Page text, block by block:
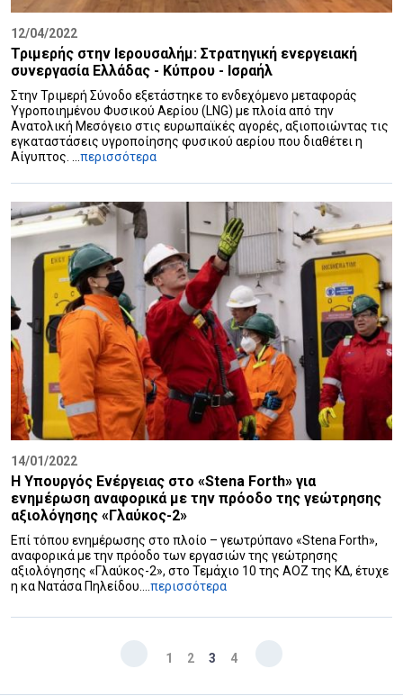
12/04/2022
Τριμερής στην Ιερουσαλήμ: Στρατηγική ενεργειακή
συνεργασία Ελλάδας - Κύπρου - Ισραήλ
Στην Τριμερή Σύνοδο εξετάστηκε το ενδεχόμενο μεταφοράς
Υγροποιημένου Φυσικού Αερίου (LNG) με πλοία από την
Ανατολική Μεσόγειο στις ευρωπαϊκές αγορές, αξιοποιώντας τις
εγκαταστάσεις υγροποίησης φυσικού αερίου που διαθέτει η
Αίγυπτος. ... περισσότερα
14/01/2022
Η Υπουργός Ενέργειας στο «Stena Forth» για
ενημέρωση αναφορικά με την πρόοδο της γεώτρησης
αξιολόγησης «Γλαύκος-2»
Επί τόπου ενημέρωσης στο πλοίο – γεωτρύπανο «Stena Forth»,
αναφορικά με την πρόοδο των εργασιών της γεώτρησης
αξιολόγησης «Γλαύκος-2», στο Τεμάχιο 10 της ΑΟΖ της ΚΔ, έτυχε
η κα Νατάσα Πηλείδου.... περισσότερα
1 2 3 4